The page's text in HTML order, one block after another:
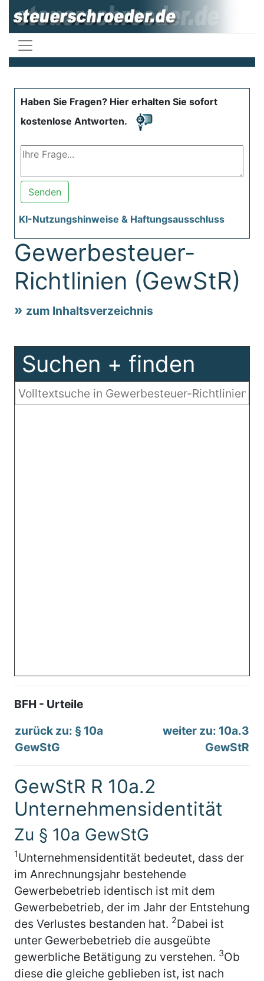
Haben Sie Fragen? Hier erhalten Sie sofort
kostenlose Antworten.
Senden
KI-Nutzungshinweise & Haftungsausschluss
Gewerbesteuer-
Richtlinien (GewStR)
zum Inhaltsverzeichnis
Suchen + finden
BFH - Urteile
zurück zu: § 10a
GewStG
weiter zu: 10a.3
GewStR
GewStR R 10a.2
Unternehmensidentität
Zu § 10a GewStG
1Unternehmensidentität bedeutet, dass der
im Anrechnungsjahr bestehende
Gewerbebetrieb identisch ist mit dem
Gewerbebetrieb, der im Jahr der Entstehung
des Verlustes bestanden hat. 2Dabei ist
unter Gewerbebetrieb die ausgeübte
gewerbliche Betätigung zu verstehen. 3Ob
diese die gleiche geblieben ist, ist nach